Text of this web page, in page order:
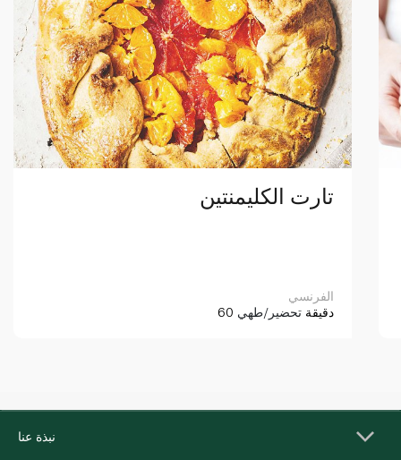
تارت الكليمنتين
الفرنسي
60 دقيقة تحضير/طهي
نبذة عنا